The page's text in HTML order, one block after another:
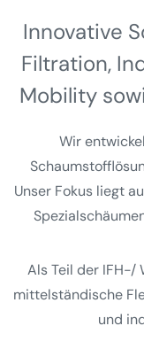
Innovative
Filtration,
Mobility
Wir
Unser Fokus liegt
Als Teil der IFH-/
mittelständische
und